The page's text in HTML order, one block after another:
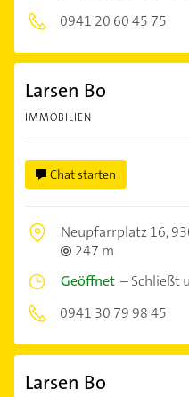
0941 20 60 45 75
Larsen Bo
IMMOBILIEN
Chat starten
Neupfarrplatz 16,
247 m
Geöffnet –Schließt
0941 30 79 98 45
Larsen Bo